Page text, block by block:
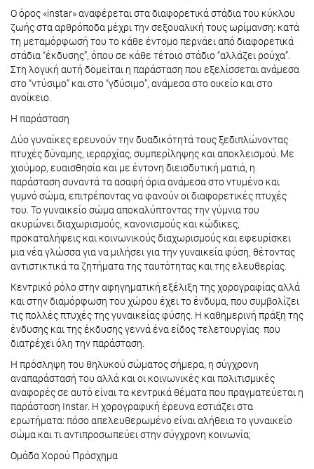
Ο όρος «instar» αναφέρεται στα διαφορετικά στάδια του κύκλου
ζωής στα αρθρόποδα μέχρι την σεξουαλική τους ωρίμανση: κατά
τη μεταμόρφωσή του το κάθε έντομο περνάει από διαφορετικά
στάδια “έκδυσης”, όπου σε κάθε τέτοιο στάδιο “αλλάζει ρούχα”.
Στη λογική αυτή δομείται η παράσταση που εξελίσσεται ανάμεσα
στο “ντύσιμο” και στο “γδύσιμο”, ανάμεσα στο οικείο και στο
ανοίκειο.
Η παράσταση
Δύο γυναίκες ερευνούν την δυαδικότητά τους ξεδιπλώνοντας
πτυχές δύναμης, ιεραρχίας, συμπερίληψης και αποκλεισμού. Με
χιούμορ, ευαισθησία και με έντονη διεισδυτική ματιά, η
παράσταση συναντά τα ασαφή όρια ανάμεσα στο ντυμένο και
γυμνό σώμα, επιτρέποντας να φανούν οι διαφορετικές πτυχές
του. Το γυναικείο σώμα αποκαλύπτοντας την γύμνια του
ακυρώνει διαχωρισμούς, κανονισμούς και κώδικες,
προκαταλήψεις και κοινωνικούς διαχωρισμούς και εφευρίσκει
μια νέα γλώσσα για να μιλήσει για την γυναικεία φύση, θέτοντας
αντιστικτικά τα ζητήματα της ταυτότητας και της ελευθερίας.
Κεντρικό ρόλο στην αφηγηματική εξέλιξη της χορογραφίας αλλά
και στην διαμόρφωση του χώρου έχει το ένδυμα, που συμβολίζει
τις πολλές πτυχές της γυναικείας φύσης. Η καθημερινή πράξη της
ένδυσης και της έκδυσης γεννά ένα είδος τελετουργίας που
διατρέχει όλη την παράσταση.
Η πρόσληψη του θηλυκού σώματος σήμερα, η σύγχρονη
αναπαράστασή του αλλά και οι κοινωνικές και πολιτισμικές
αναφορές σε αυτό είναι τα κεντρικά θέματα που πραγματεύεται η
παράσταση Instar. Η χορογραφική έρευνα εστιάζει στα
ερωτήματα: πόσο απελευθερωμένο είναι αλήθεια το γυναικείο
σώμα και τι αντιπροσωπεύει στην σύγχρονη κοινωνία;
Ομάδα Χορού Πρόσχημα